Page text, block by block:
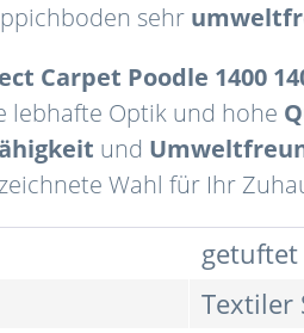
sehr
Carpet Poodle 1400
lebhafte Optik und hohe
und
Wahl für Ihr
getuftet
Textiler